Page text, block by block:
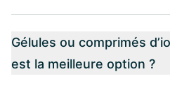
Gélules ou comprimés
est la meilleure option ?